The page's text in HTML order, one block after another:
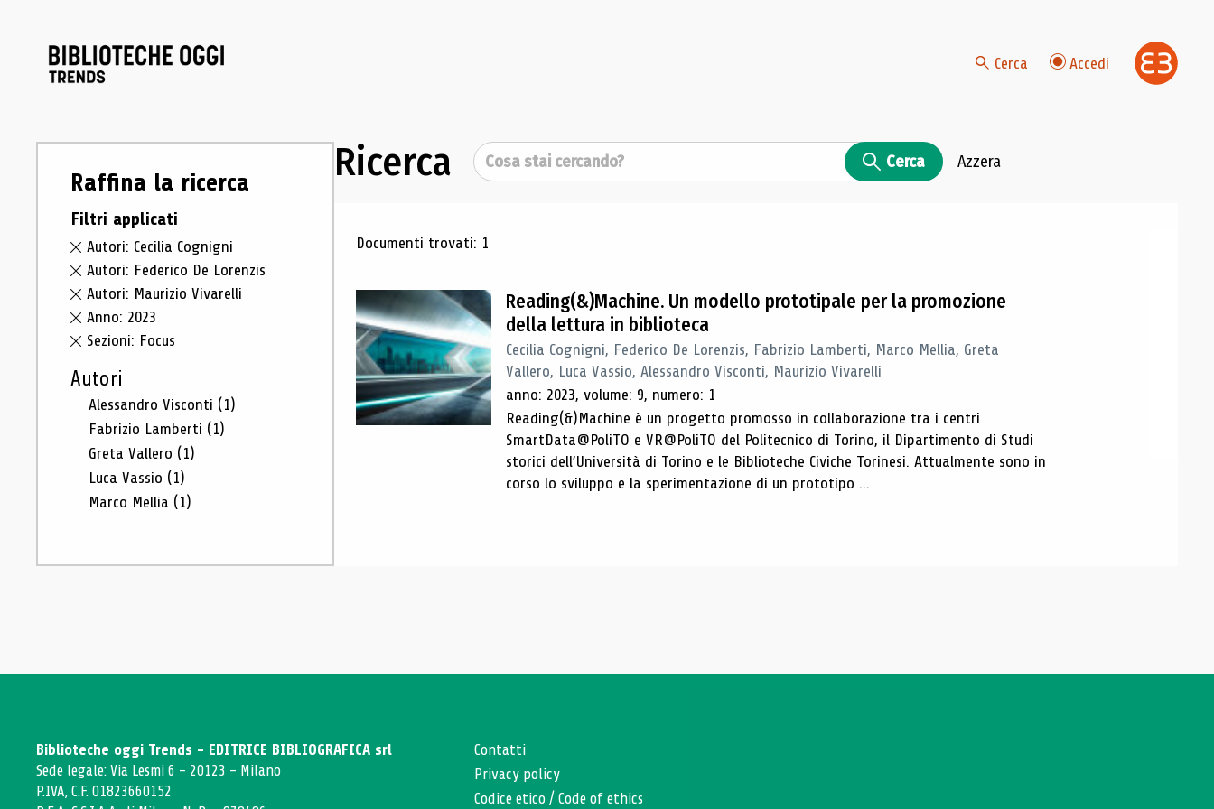
Cerca Accedi
Raffina la ricerca
Filtri applicati
Autori: Cecilia Cognigni
Autori: Federico De Lorenzis
Autori: Maurizio Vivarelli
Anno: 2023
Sezioni: Focus
Autori
Alessandro Visconti (1)
Fabrizio Lamberti (1)
Greta Vallero (1)
Luca Vassio (1)
Marco Mellia (1)
Ricerca Cerca Cerca Azzera
Risultati di ricerca
Documenti trovati: 1
Reading(&)Machine. Un modello prototipale per la promozione
della lettura in biblioteca
Cecilia Cognigni, Federico De Lorenzis, Fabrizio Lamberti, Marco Mellia, Greta
Vallero, Luca Vassio, Alessandro Visconti, Maurizio Vivarelli
anno: 2023, volume: 9, numero: 1
Reading(&)Machine è un progetto promosso in collaborazione tra i centri
SmartData@PoliTO e VR@PoliTO del Politecnico di Torino, il Dipartimento di Studi
storici dell’Università di Torino e le Biblioteche Civiche Torinesi. Attualmente sono in
corso lo sviluppo e la sperimentazione di un prototipo ...
Biblioteche oggi Trends - EDITRICE BIBLIOGRAFICA srl
Sede legale: Via Lesmi 6 - 20123 - Milano
P.IVA, C.F. 01823660152
Contatti
Privacy policy
Codice etico /Code of ethics